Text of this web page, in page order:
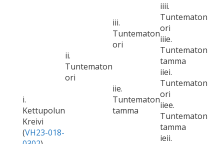
i.
Kettupolun
Kreivi
(VH23-018-
ii.
Tuntematon
ori
iii.
Tuntematon
ori
iiii.
Tuntematon
ori
iiie.
Tuntematon
tamma
iie.
Tuntematon
tamma
iiei.
Tuntematon
ori
iiee.
Tuntematon
tamma
ieii.